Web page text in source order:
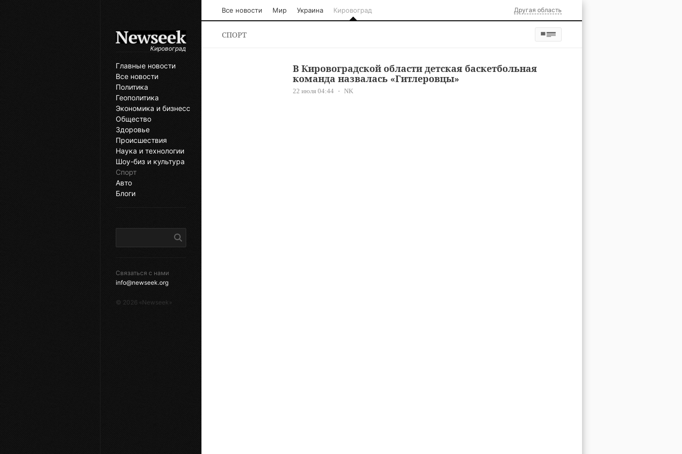
Кировоград
Главные новости
Все новости
Политика
Геополитика
Экономика и бизнесс
Общество
Здоровье
Происшествия
Наука и технологии
Шоу-биз и культура
Спорт
Авто
Блоги
Связаться с нами
info@newseek.org
© 2026 «Newseek»
Все новости Мир Украина Кировоград Другая область
СПОРТ
В Кировоградской области детская баскетбольная
команда назвалась «Гитлеровцы»
22 июля 04:44 NK